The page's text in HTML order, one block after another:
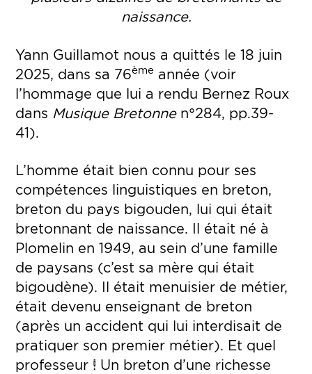
naissance.
Yann Guillamot nous a quittés le 18 juin
2025, dans sa 76èmeannée (voir
l’hommage que lui a rendu Bernez Roux
dans Musique Bretonnen°284, pp.39-
41).
L’homme était bien connu pour ses
compétences linguistiques en breton,
breton du pays bigouden, lui qui était
bretonnant de naissance. Il était né à
Plomelin en 1949, au sein d’une famille
de paysans (c’est sa mère qui était
bigoudène). Il était menuisier de métier,
était devenu enseignant de breton
(après un accident qui lui interdisait de
pratiquer son premier métier). Et quel
professeur ! Un breton d’une richesse